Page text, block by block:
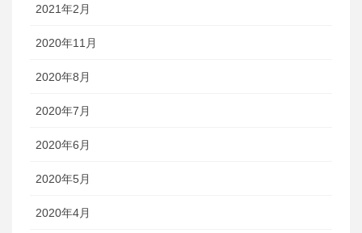
2021年2月
2020年11月
2020年8月
2020年7月
2020年6月
2020年5月
2020年4月